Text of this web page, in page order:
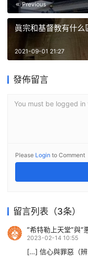
Previous
眞宗和基督教有什么
2021-09-01 21:27
發佈留言
You must be logged
Please Login to Comment
留言列表（3条）
“希特勒上天堂”與“
2023-02-14 10:55
[…] 信心與罪惡（